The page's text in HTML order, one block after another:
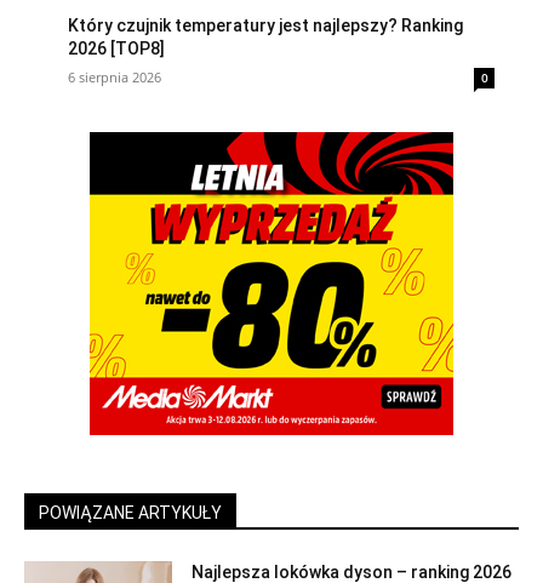
Który czujnik temperatury jest najlepszy? Ranking
2026 [TOP8]
6 sierpnia 2026 0
POWIĄZANE ARTYKUŁY
Najlepsza lokówka dyson – ranking 2026